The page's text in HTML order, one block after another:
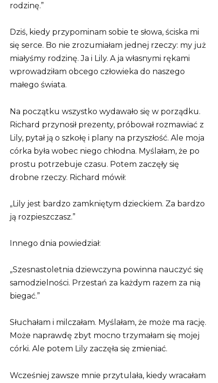
rodzinę.”
Dziś, kiedy przypominam sobie te słowa, ściska mi
się serce. Bo nie zrozumiałam jednej rzeczy: my już
miałyśmy rodzinę. Ja i Lily. A ja własnymi rękami
wprowadziłam obcego człowieka do naszego
małego świata.
Na początku wszystko wydawało się w porządku.
Richard przynosił prezenty, próbował rozmawiać z
Lily, pytał ją o szkołę i plany na przyszłość. Ale moja
córka była wobec niego chłodna. Myślałam, że po
prostu potrzebuje czasu. Potem zaczęły się
drobne rzeczy. Richard mówił:
„Lily jest bardzo zamkniętym dzieckiem. Za bardzo
ją rozpieszczasz.”
Innego dnia powiedział:
„Szesnastoletnia dziewczyna powinna nauczyć się
samodzielności. Przestań za każdym razem za nią
biegać.”
Słuchałam i milczałam. Myślałam, że może ma rację.
Może naprawdę zbyt mocno trzymałam się mojej
córki. Ale potem Lily zaczęła się zmieniać.
Wcześniej zawsze mnie przytulała, kiedy wracałam